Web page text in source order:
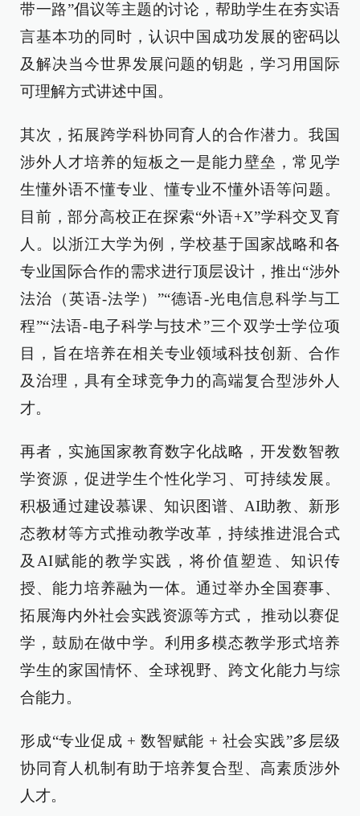
带一路”倡议等主题的讨论，帮助学生在夯实语
言基本功的同时，认识中国成功发展的密码以
及解决当今世界发展问题的钥匙，学习用国际
可理解方式讲述中国。
其次，拓展跨学科协同育人的合作潜力。我国
涉外人才培养的短板之一是能力壁垒，常见学
生懂外语不懂专业、懂专业不懂外语等问题。
目前，部分高校正在探索“外语+X”学科交叉育
人。以浙江大学为例，学校基于国家战略和各
专业国际合作的需求进行顶层设计，推出“涉外
法治（英语-法学）”“德语-光电信息科学与工
程”“法语-电子科学与技术”三个双学士学位项
目，旨在培养在相关专业领域科技创新、合作
及治理，具有全球竞争力的高端复合型涉外人
才。
再者，实施国家教育数字化战略，开发数智教
学资源，促进学生个性化学习、可持续发展。
积极通过建设慕课、知识图谱、AI助教、新形
态教材等方式推动教学改革，持续推进混合式
及AI赋能的教学实践，将价值塑造、知识传
授、能力培养融为一体。通过举办全国赛事、
拓展海内外社会实践资源等方式， 推动以赛促
学，鼓励在做中学。利用多模态教学形式培养
学生的家国情怀、全球视野、跨文化能力与综
合能力。
形成“专业促成 + 数智赋能 + 社会实践”多层级
协同育人机制有助于培养复合型、高素质涉外
人才。